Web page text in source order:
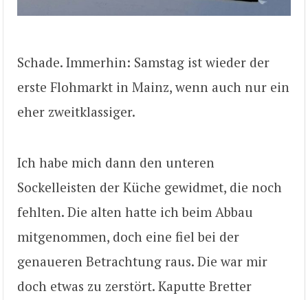
Schade. Immerhin: Samstag ist wieder der
erste Flohmarkt in Mainz, wenn auch nur ein
eher zweitklassiger.
Ich habe mich dann den unteren
Sockelleisten der Küche gewidmet, die noch
fehlten. Die alten hatte ich beim Abbau
mitgenommen, doch eine fiel bei der
genaueren Betrachtung raus. Die war mir
doch etwas zu zerstört. Kaputte Bretter